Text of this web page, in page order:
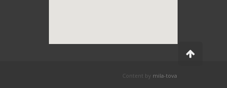
Content by mila-tova
Scroll